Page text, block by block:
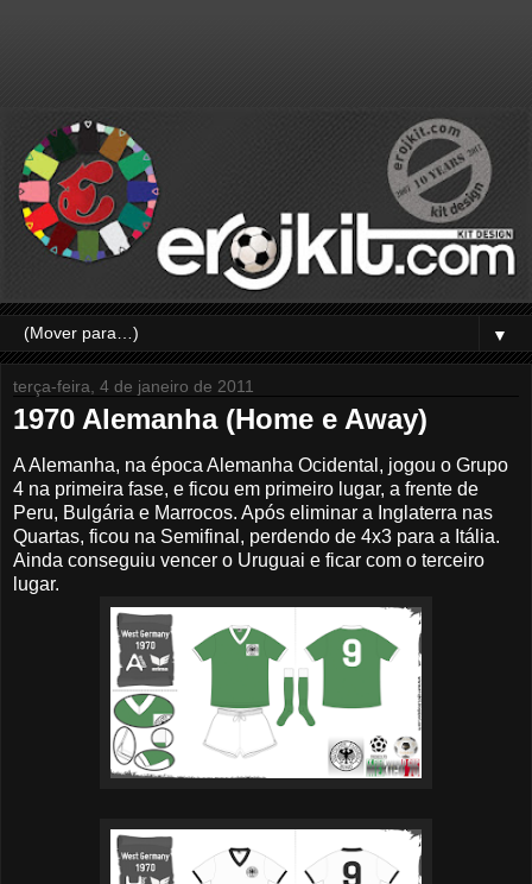
▼
terça-feira, 4 de janeiro de 2011
1970 Alemanha (Home e Away)
A Alemanha, na época Alemanha Ocidental, jogou o Grupo
4 na primeira fase, e ficou em primeiro lugar, a frente de
Peru, Bulgária e Marrocos. Após eliminar a Inglaterra nas
Quartas, ficou na Semifinal, perdendo de 4x3 para a Itália.
Ainda conseguiu vencer o Uruguai e ficar com o terceiro
lugar.